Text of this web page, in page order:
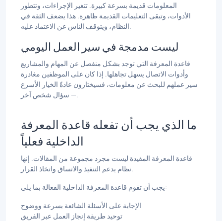
المعلومات قديمة بسرعة كبيرة. تتغير الإجراءات، وتتطور
الأدوات، وتبقى التعليمات القديمة ظاهرة. هذا يضعف الثقة في
النظام، ويتوقف الناس عن الاعتماد عليه.
ليست مدمجة في سير العمل اليومي
قاعدة المعرفة التي توجد بشكل منفصل عن المهام والمشاريع
وأدوات الاتصال يسهل تجاهلها. إذا كان على الموظفين مغادرة
سير عملهم للبحث عن معلومات، فسيختارون عادةً الخيار الأسرع
— سؤال شخص آخر.
ما الذي يجب أن تفعله قاعدة المعرفة
الداخلية فعلياً
قاعدة المعرفة المفيدة ليست مجرد مجموعة من المقالات. إنها
نظام يدعم التنفيذ والاتساق واتخاذ القرار.
يجب أن تقوم قاعدة المعرفة الداخلية الفعالة بما يلي:
الإجابة على الأسئلة الشائعة بسرعة ووضوح
توحيد طريقة إنجاز العمل عبر الفريق